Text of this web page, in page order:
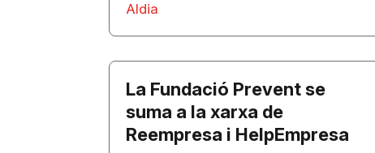
Aldia
La Fundació Prevent se
suma a la xarxa de
Reempresa i HelpEmpresa